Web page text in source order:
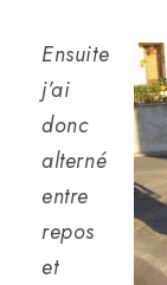
Ensuite
j’ai
donc
alterné
entre
repos
et